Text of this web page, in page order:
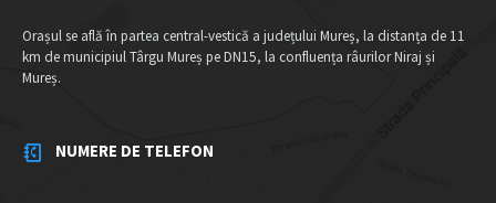
Orașul se află în partea central-vestică a județului Mureș, la distanța de 11
km de municipiul Târgu Mureș pe DN15, la confluența râurilor Niraj și
Mureș.
NUMERE DE TELEFON